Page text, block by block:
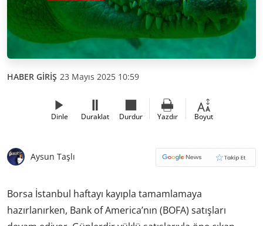
HABER GİRİŞ 23 Mayıs 2025 10:59
Dinle Duraklat Durdur Yazdır Boyut
Aysun Taşlı
Borsa İstanbul haftayı kayıpla tamamlamaya
hazırlanırken, Bank of America’nın (BOFA) satışları